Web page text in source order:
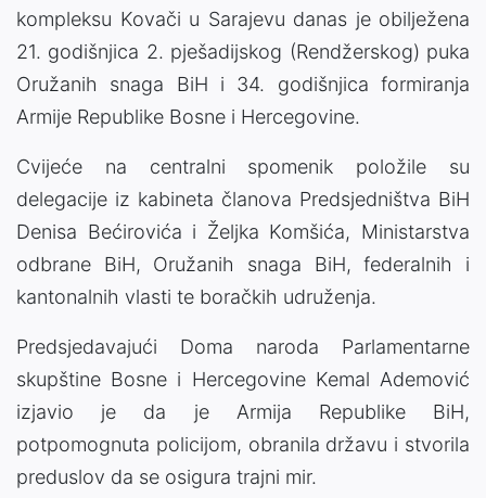
kompleksu Kovači u Sarajevu danas je obilježena
21. godišnjica 2. pješadijskog (Rendžerskog) puka
Oružanih snaga BiH i 34. godišnjica formiranja
Armije Republike Bosne i Hercegovine.
Cvijeće na centralni spomenik položile su
delegacije iz kabineta članova Predsjedništva BiH
Denisa Bećirovića i Željka Komšića, Ministarstva
odbrane BiH, Oružanih snaga BiH, federalnih i
kantonalnih vlasti te boračkih udruženja.
Predsjedavajući Doma naroda Parlamentarne
skupštine Bosne i Hercegovine Kemal Ademović
izjavio je da je Armija Republike BiH,
potpomognuta policijom, obranila državu i stvorila
preduslov da se osigura trajni mir.